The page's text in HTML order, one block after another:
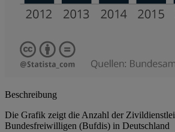
Beschreibung
Die Grafik zeigt die Anzahl der
Bundesfreiwilligen (Bufdis) in Deutschland